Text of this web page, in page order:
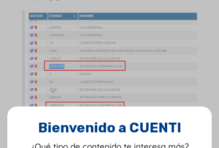
: recuerda realizar este proceso con cada uno de
los conceptos que manejes en tu empresa.
Bienvenido a CUENTI